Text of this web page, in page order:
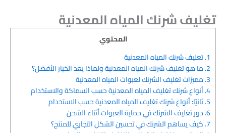
تغليف شرنك المياه المعدنية
المحتوي
1. تغليف شرنك المياه المعدنية
2. ما هو تغليف شرنك المياه المعدنية ولماذا يعد الخيار الأفضل؟
3. مميزات تغليف الشرنك لعبوات المياه المعدنية
4. أنواع شرنك تغليف المياه المعدنية حسب السماكة والاستخدام
5. ثانيًا: أنواع شرنك تغليف المياه المعدنية حسب الاستخدام
6. دور تغليف الشرنك في حماية العبوات أثناء الشحن
7. كيف يساهم الشرنك في تحسين الشكل التجاري للمنتج؟